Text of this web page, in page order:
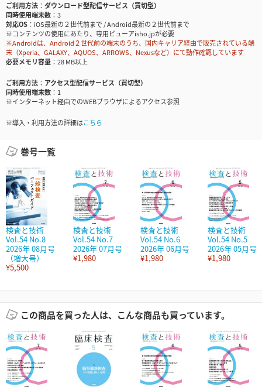
ご利用方法
ダウンロード型配信サービス（買切型）
同時使用端末数
3
対応OS
iOS最新の２世代前まで / Android最新の２世代前まで
※コンテンツの使用にあたり、専用ビューアisho.jpが必要
※Androidは、Android２世代前の端末のうち、国内キャリア経由で販売されている端
末（Xperia、GALAXY、AQUOS、ARROWS、Nexusなど）にて動作確認しています
必要メモリ容量
28 MB以上
ご利用方法
アクセス型配信サービス（買切型）
同時使用端末数
1
※インターネット経由でのWEBブラウザによるアクセス参照
※導入・利用方法の詳細はこちら
巻号一覧
検査と技術
Vol.54 No.8
2026年 08月号
（増大号）
¥5,500
検査と技術
Vol.54 No.7
2026年 07月号
¥1,980
検査と技術
Vol.54 No.6
2026年 06月号
¥1,980
検査と技術
Vol.54 No.5
2026年 05月号
¥1,980
この商品を買った人は、こんな商品も買っています。